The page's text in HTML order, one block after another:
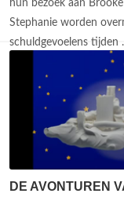
hun bezoek aan
Stephanie worden
schuldgevoelens tijden
DE AVONTUREN